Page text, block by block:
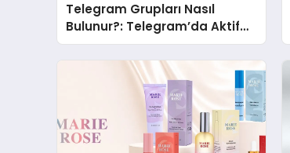
Telegram Grupları Nasıl
Bulunur?: Telegram’da Aktif
Topluluk Bulmanın Yolları